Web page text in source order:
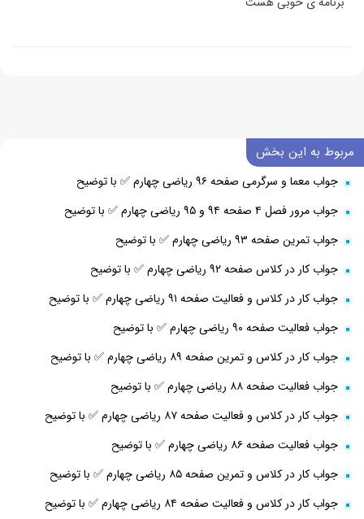
مربوط به این بخش
جواب معما و سرگرمی صفحه ۹۶ ریاضی چهارم ✅ با توضیح
جواب مرور فصل ۴ صفحه ۹۴ و ۹۵ ریاضی چهارم ✅ با توضیح
جواب تمرین صفحه ۹۳ ریاضی چهارم ✅ با توضیح
جواب کار در کلاس صفحه ۹۲ ریاضی چهارم ✅ با توضیح
جواب کار در کلاس و فعالیت صفحه ۹۱ ریاضی چهارم ✅ با توضیح
جواب فعالیت صفحه ۹۰ ریاضی چهارم ✅ با توضیح
جواب کار در کلاس و تمرین صفحه ۸۹ ریاضی چهارم ✅ با توضیح
جواب فعالیت صفحه ۸۸ ریاضی چهارم ✅ با توضیح
جواب کار در کلاس و فعالیت صفحه ۸۷ ریاضی چهارم ✅ با توضیح
جواب فعالیت صفحه ۸۶ ریاضی چهارم ✅ با توضیح
جواب کار در کلاس و تمرین صفحه ۸۵ ریاضی چهارم ✅ با توضیح
جواب کار در کلاس و فعالیت صفحه ۸۴ ریاضی چهارم ✅ با توضیح